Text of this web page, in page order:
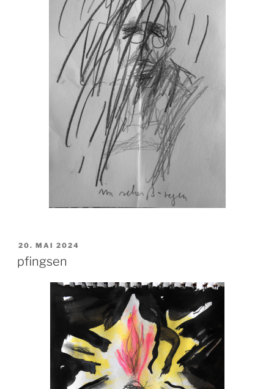
VERÖFFENTLICHT
AM
20. MAI 2024
pfingsen